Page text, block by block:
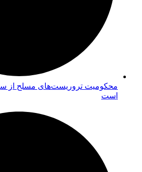
محکومیت تروریست‌های مسلح از
است